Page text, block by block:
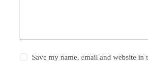
Save my name, email and website